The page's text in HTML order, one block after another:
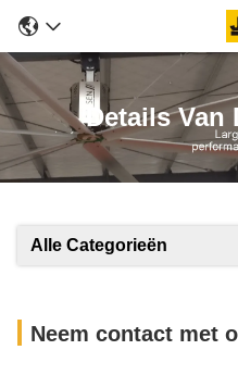
Details Van
Alle Categorieën
Neem contact met